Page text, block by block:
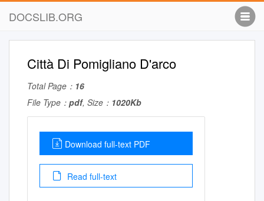
DOCSLIB.ORG
Città Di Pomigliano D'arco
Total Page： 16
File Type： pdf, Size： 1020Kb
Download full-text PDF
Read full-text